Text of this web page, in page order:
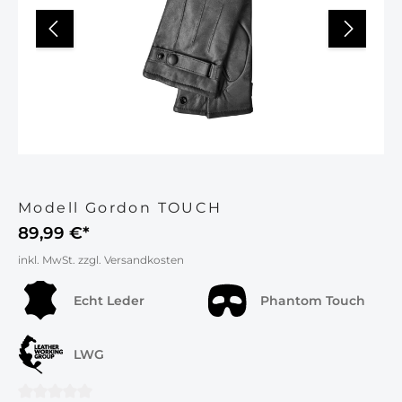
Modell Gordon TOUCH
89,99 €*
inkl. MwSt. zzgl. Versandkosten
Echt Leder Phantom Touch
LWG